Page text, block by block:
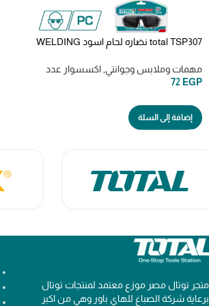
total TSP307 نضاره لحام اسود WELDING
مهمات وملابس وجوانتي اكسسوار عدد
72 EGP
إضافة إلى السلة
متجر توتال مصر موزع معتمد لمنتجات توتال
برعاية شركة الصباغ للهاي باور وهي من اكبر